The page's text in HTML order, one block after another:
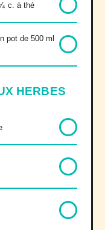
c. à thé
pot de 500 ml
HERBES